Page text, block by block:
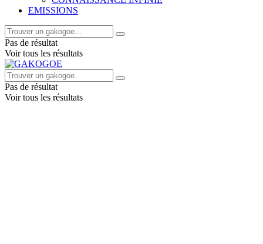
EMISSIONS
Pas de résultat
Voir tous les résultats
Pas de résultat
Voir tous les résultats